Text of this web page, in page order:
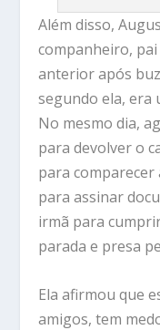
Além disso,
companheiro,
anterior após
segundo ela, era
No mesmo dia,
para devolver o
para
para assinar
irmã para
parada e presa
Ela afirmou que
amigos, tem